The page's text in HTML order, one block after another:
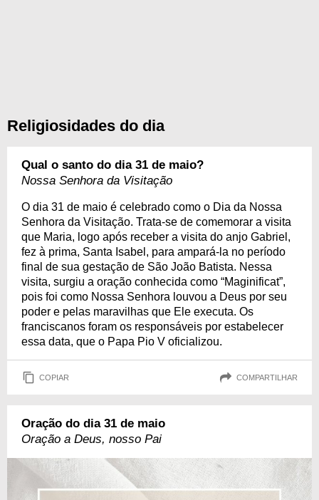
Religiosidades do dia
Qual o santo do dia 31 de maio?
Nossa Senhora da Visitação
O dia 31 de maio é celebrado como o Dia da Nossa
Senhora da Visitação. Trata-se de comemorar a visita
que Maria, logo após receber a visita do anjo Gabriel,
fez à prima, Santa Isabel, para ampará-la no período
final de sua gestação de São João Batista. Nessa
visita, surgiu a oração conhecida como “Maginificat”,
pois foi como Nossa Senhora louvou a Deus por seu
poder e pelas maravilhas que Ele executa. Os
franciscanos foram os responsáveis por estabelecer
essa data, que o Papa Pio V oficializou.
COPIAR COMPARTILHAR
Oração do dia 31 de maio
Oração a Deus, nosso Pai